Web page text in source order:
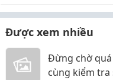
Được xem nhiều
Đừng chờ quá
cùng kiểm tra